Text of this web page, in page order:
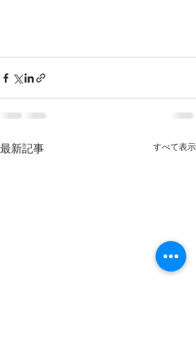
最新記事 すべて表示